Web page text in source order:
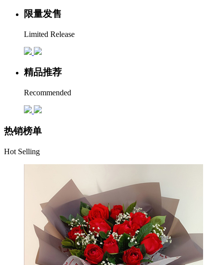
限量发售
Limited Release
精品推荐
Recommended
热销榜单
Hot Selling